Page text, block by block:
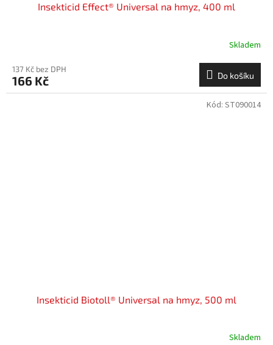
Insekticid Effect® Universal na hmyz, 400 ml
Skladem
137 Kč bez DPH
166 Kč Do košíku
Insekticid Biotoll® Universal na hmyz, 500 ml
Skladem
Kód: ST090014